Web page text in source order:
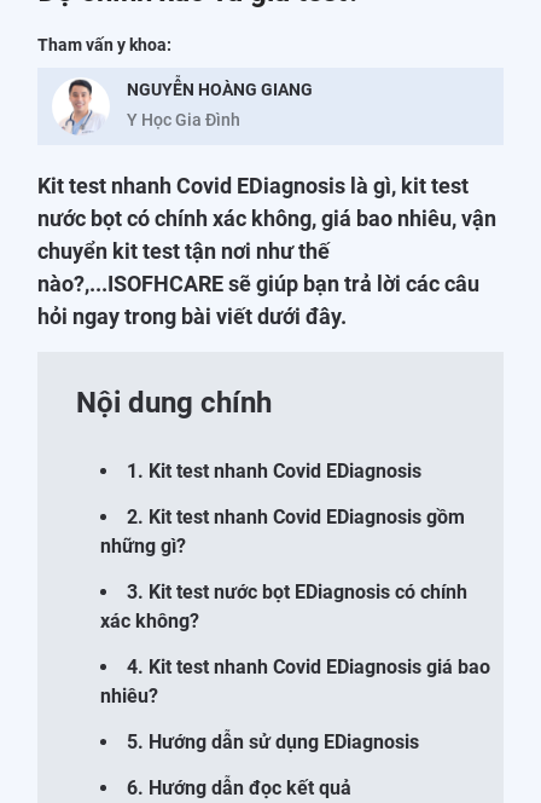
Tham vấn y khoa:
NGUYỄN HOÀNG GIANG
Y Học Gia Đình
Kit test nhanh Covid EDiagnosis là gì, kit test
nước bọt có chính xác không, giá bao nhiêu, vận
chuyển kit test tận nơi như thế
nào?,...ISOFHCARE sẽ giúp bạn trả lời các câu
hỏi ngay trong bài viết dưới đây.
Nội dung chính
1. Kit test nhanh Covid EDiagnosis
2. Kit test nhanh Covid EDiagnosis gồm
những gì?
3. Kit test nước bọt EDiagnosis có chính
xác không?
4. Kit test nhanh Covid EDiagnosis giá bao
nhiêu?
5. Hướng dẫn sử dụng EDiagnosis
6. Hướng dẫn đọc kết quả